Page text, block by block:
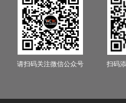
请扫码关注微信公众号 扫码